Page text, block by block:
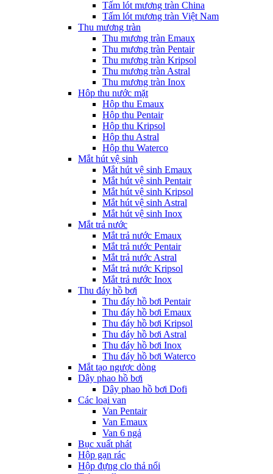
Tấm lót mương tràn China
Tấm lót mương tràn Việt Nam
Thu mương tràn
Thu mương tràn Emaux
Thu mương tràn Pentair
Thu mương tràn Kripsol
Thu mương tràn Astral
Thu mương tràn Inox
Hôp thu nước mặt
Hộp thu Emaux
Hộp thu Pentair
Hộp thu Kripsol
Hộp thu Astral
Hộp thu Waterco
Mắt hút vệ sinh
Mắt hút vệ sinh Emaux
Mắt hút vệ sinh Pentair
Mắt hút vệ sinh Kripsol
Mắt hút vệ sinh Astral
Mắt hút vệ sinh Inox
Mắt trả nước
Mắt trả nước Emaux
Mắt trả nước Pentair
Mắt trả nước Astral
Mắt trả nước Kripsol
Mắt trả nước Inox
Thu đáy hồ bơi
Thu đáy hồ bơi Pentair
Thu đáy hồ bơi Emaux
Thu đáy hồ bơi Kripsol
Thu đáy hồ bơi Astral
Thu đáy hồ bơi Inox
Thu đáy hồ bơi Waterco
Mắt tạo ngược dòng
Dây phao hồ bơi
Dây phao hồ bơi Dofi
Các loại van
Van Pentair
Van Emaux
Van 6 ngả
Bục xuất phát
Hộp gạn rác
Hộp đựng clo thả nổi